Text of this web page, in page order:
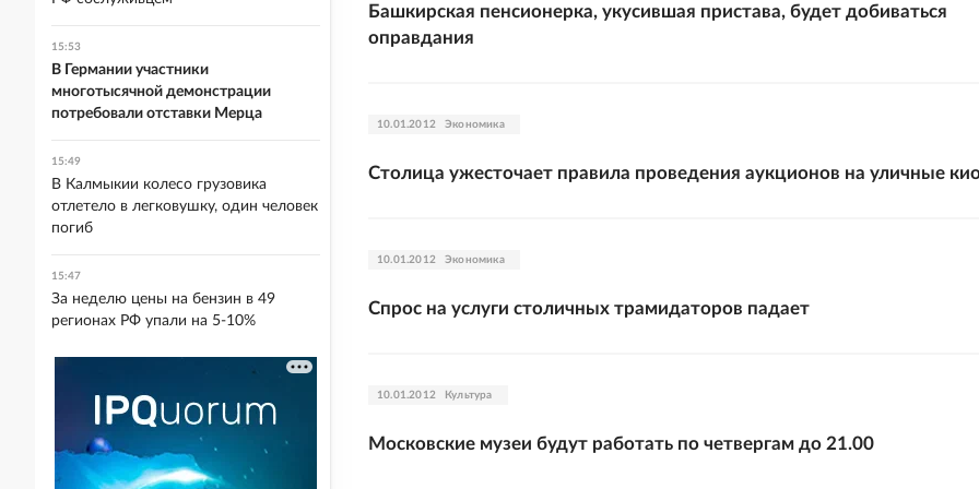
Башкирская пенсионерка, укусившая пристава, будет добиваться
оправдания
10.01.2012 Экономика
Столица ужесточает правила проведения аукционов на уличные
10.01.2012 Экономика
Спрос на услуги столичных трамидаторов падает
10.01.2012 Культура
Московские музеи будут работать по четвергам до 21.00
15:53
В Германии участники
многотысячной демонстрации
потребовали отставки Мерца
15:49
В Калмыкии колесо грузовика
отлетело в легковушку, один человек
погиб
15:47
За неделю цены на бензин в 49
регионах РФ упали на 5-10%